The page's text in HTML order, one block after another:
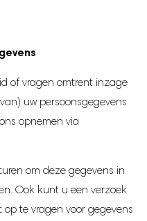
of vragen omtrent inzage
uw persoonsgegevens
opnemen via
om deze gegevens in
Ook kunt u een verzoek
te vragen voor gegevens